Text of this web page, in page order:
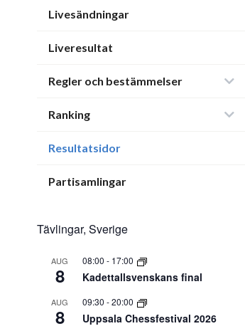
Livesändningar
Liveresultat
Regler och bestämmelser
Ranking
Resultatsidor
Partisamlingar
Tävlingar, Sverige
AUG
8
08:00 - 17:00
Kadettallsvenskans final
AUG
8
09:30 -20:00
Uppsala Chessfestival 2026